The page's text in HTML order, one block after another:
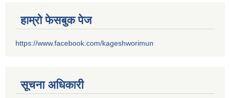
हाम्रो फेसबुक पेज
https://www.facebook.com/kageshworimun
सूचना अधिकारी